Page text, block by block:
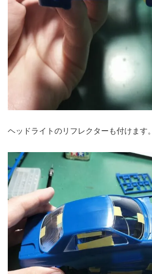
ヘッドライトのリフレクターも付けます。